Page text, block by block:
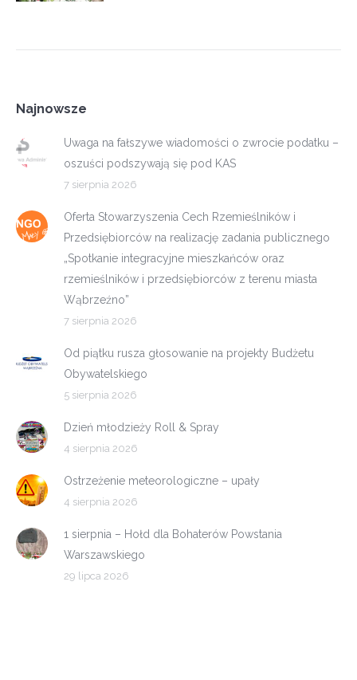
Najnowsze
Uwaga na fałszywe wiadomości o zwrocie podatku –
oszuści podszywają się pod KAS
7 sierpnia 2026
Oferta Stowarzyszenia Cech Rzemieślników i
Przedsiębiorców na realizację zadania publicznego
„Spotkanie integracyjne mieszkańców oraz
rzemieślników i przedsiębiorców z terenu miasta
Wąbrzeźno”
7 sierpnia 2026
Od piątku rusza głosowanie na projekty Budżetu
Obywatelskiego
5 sierpnia 2026
Dzień młodzieży Roll & Spray
4 sierpnia 2026
Ostrzeżenie meteorologiczne – upały
4 sierpnia 2026
1 sierpnia – Hołd dla Bohaterów Powstania
Warszawskiego
29 lipca 2026